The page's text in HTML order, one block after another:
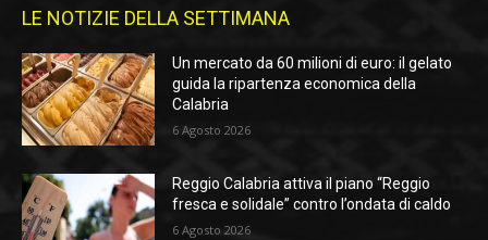
LE NOTIZIE DELLA SETTIMANA
Un mercato da 60 milioni di euro: il gelato
guida la ripartenza economica della
Calabria
6 Agosto 2026
Reggio Calabria attiva il piano “Reggio
fresca e solidale” contro l’ondata di caldo
6 Agosto 2026